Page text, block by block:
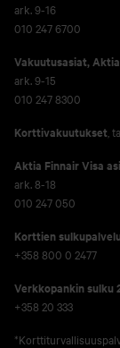
ark. 9-16
010 247 6700
Vakuutusasiat,
ark. 9-15
010 247 8300
Korttivakuutukset ,
Aktia Finnair Visa
ark. 8-18
010 247 050
Korttien
+358 800 0 2477
Verkko­pankin sulku
+358 20 333